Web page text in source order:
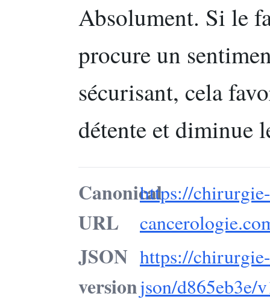
Absolument. Si le
procure un
sécurisant, cela
détente et diminue
Canonical
URL
https://
JSON
version
https://
json/d865eb3e/